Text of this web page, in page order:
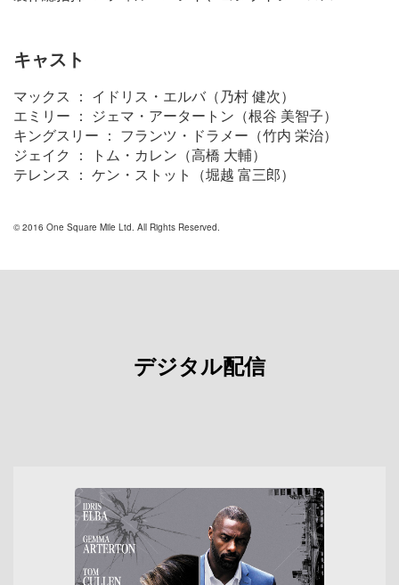
キャスト
マックス ： イドリス・エルバ（乃村 健次）
エミリー ： ジェマ・アータートン（根谷 美智子）
キングスリー ： フランツ・ドラメー（竹内 栄治）
ジェイク ： トム・カレン（高橋 大輔）
テレンス ： ケン・ストット（堀越 富三郎）
© 2016 One Square Mile Ltd. All Rights Reserved.
デジタル配信